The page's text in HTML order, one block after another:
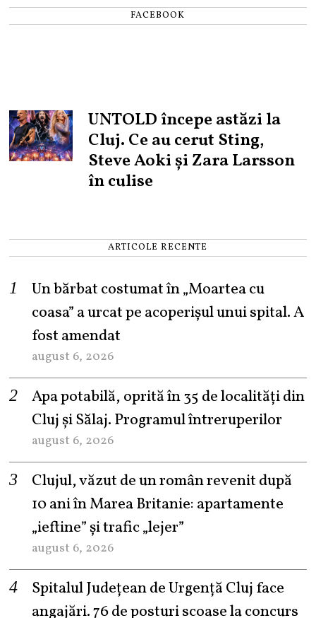
FACEBOOK
UNTOLD începe astăzi la
Cluj. Ce au cerut Sting,
Steve Aoki și Zara Larsson
în culise
ARTICOLE RECENTE
Un bărbat costumat în „Moartea cu
coasa” a urcat pe acoperișul unui spital. A
fost amendat
august 6, 2026
Apa potabilă, oprită în 35 de localități din
Cluj și Sălaj. Programul întreruperilor
august 6, 2026
Clujul, văzut de un român revenit după
10 ani în Marea Britanie: apartamente
„ieftine” și trafic „lejer”
august 6, 2026
Spitalul Județean de Urgență Cluj face
angajări. 76 de posturi scoase la concurs